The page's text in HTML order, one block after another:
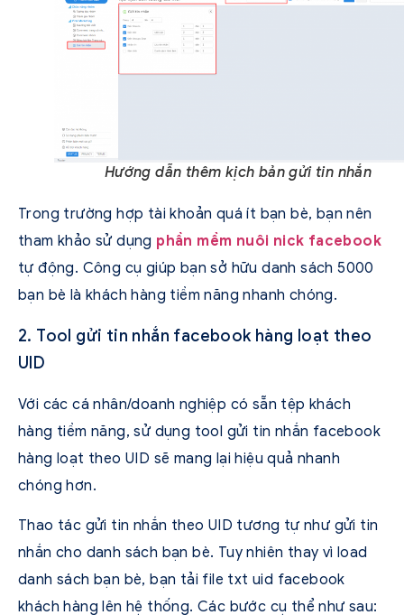
Hướng dẫn thêm kịch bản gửi tin nhắn
Trong trường hợp tài khoản quá ít bạn bè, bạn nên
tham khảo sử dụng phần mềm nuôi nick facebook
tự động. Công cụ giúp bạn sở hữu danh sách 5000
bạn bè là khách hàng tiềm năng nhanh chóng.
2. Tool gửi tin nhắn facebook hàng loạt theo
UID
Với các cá nhân/doanh nghiệp có sẵn tệp khách
hàng tiềm năng, sử dụng tool gửi tin nhắn facebook
hàng loạt theo UID sẽ mang lại hiệu quả nhanh
chóng hơn.
Thao tác gửi tin nhắn theo UID tương tự như gửi tin
nhắn cho danh sách bạn bè. Tuy nhiên thay vì load
danh sách bạn bè, bạn tải file txt uid facebook
khách hàng lên hệ thống. Các bước cụ thể như sau: